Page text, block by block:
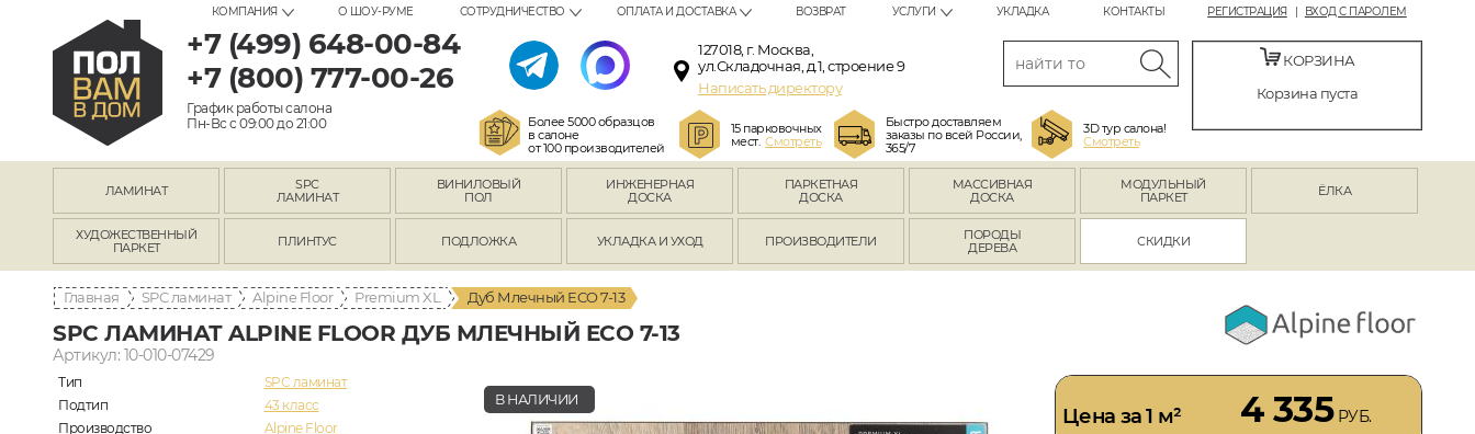
РЕГИСТРАЦИЯ ВХОД С ПАРОЛЕМ
КОМПАНИЯ О ШОУ-РУМЕ СОТРУДНИЧЕСТВО ОПЛАТА И ДОСТАВКА ВОЗВРАТ УСЛУГИ УКЛАДКА КОНТАКТЫ
+7 (499) 648-00-84
+7 (800) 777-00-26
График работы салона
Пн-Вс с 09:00 до 21:00
127018, г. Москва,
ул.Складочная, д.1, строение 9
Написать директору
Более 5000 образцов
в салоне
от 100 производителей
15 парковочных
мест.Смотреть
Быстро доставляем
заказы по всей России,
365/7
3D тур салона!
Смотреть
КОРЗИНА
Корзина пуста
ЛАМИНАТ
SPC
ЛАМИНАТ
ВИНИЛОВЫЙ
ПОЛ
ИНЖЕНЕРНАЯ
ДОСКА
ПАРКЕТНАЯ
ДОСКА
МАССИВНАЯ
ДОСКА
МОДУЛЬНЫЙ
ПАРКЕТ
ЁЛКА
ХУДОЖЕСТВЕННЫЙ
ПАРКЕТ
ПЛИНТУС ПОДЛОЖКА УКЛАДКА И УХОД ПРОИЗВОДИТЕЛИ
ПОРОДЫ
ДЕРЕВА
СКИДКИ
Главная SPC ламинат Alpine Floor Premium XL Дуб Млечный ECO 7-13
SPC ЛАМИНАТ ALPINE FLOOR ДУБ МЛЕЧНЫЙ ECO 7-13
Артикул: 10-010-07429
Тип
SPC ламинат
Подтип
43 класс
Производство
Alpine Floor
В НАЛИЧИИ
Цена за 1 м² 4 335РУБ.